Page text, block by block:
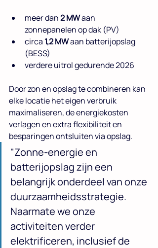
meer dan 2 MW aan
zonnepanelen op dak (PV)
circa 1,2MW aan batterijopslag
(BESS)
verdere uitrol gedurende 2026
Door zon en opslag te combineren kan
elke locatie het eigen verbruik
maximaliseren, de energiekosten
verlagen en extra flexibiliteit en
besparingen ontsluiten via opslag.
"Zonne-energie en
batterijopslag zijn een
belangrijk onderdeel van onze
duurzaamheidsstrategie.
Naarmate we onze
activiteiten verder
elektrificeren, inclusief de